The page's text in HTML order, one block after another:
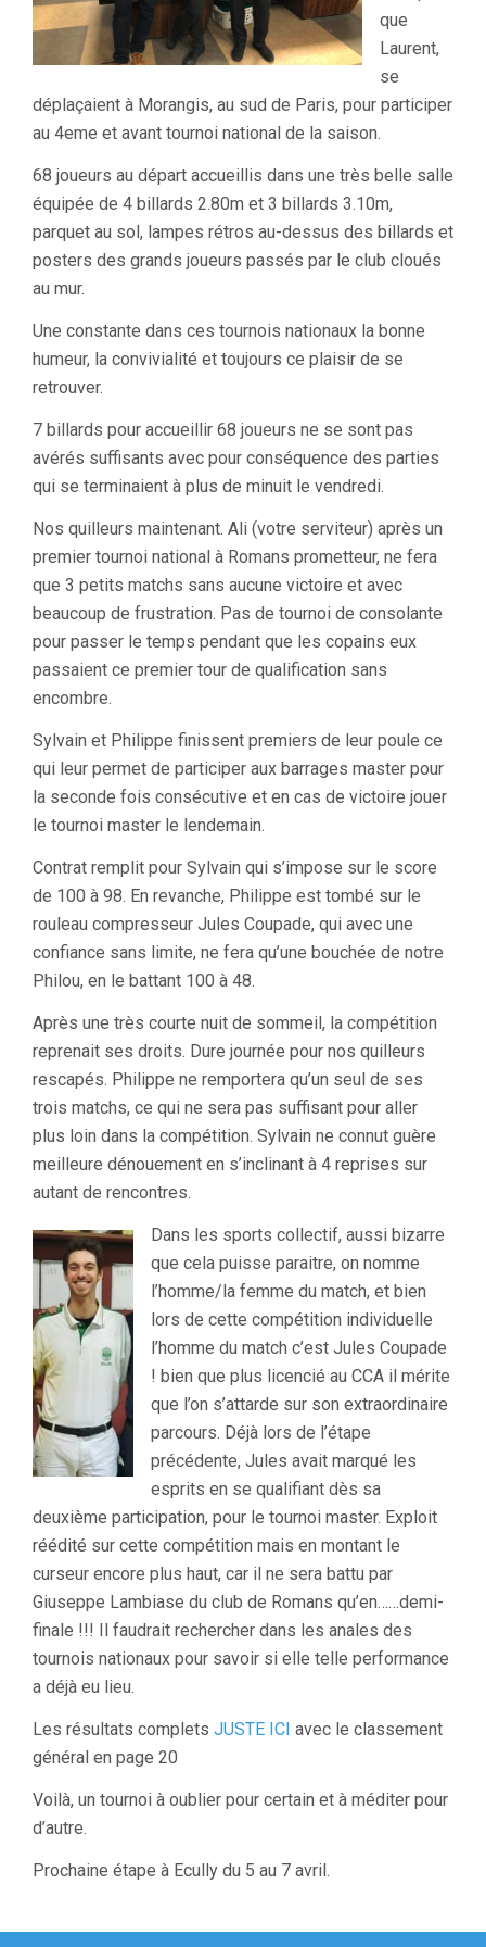
que
Laurent,
se
déplaçaient à Morangis, au sud de Paris, pour participer
au 4eme et avant tournoi national de la saison.
68 joueurs au départ accueillis dans une très belle salle
équipée de 4 billards 2.80m et 3 billards 3.10m,
parquet au sol, lampes rétros au-dessus des billards et
posters des grands joueurs passés par le club cloués
au mur.
Une constante dans ces tournois nationaux la bonne
humeur, la convivialité et toujours ce plaisir de se
retrouver.
7 billards pour accueillir 68 joueurs ne se sont pas
avérés suffisants avec pour conséquence des parties
qui se terminaient à plus de minuit le vendredi.
Nos quilleurs maintenant. Ali (votre serviteur) après un
premier tournoi national à Romans prometteur, ne fera
que 3 petits matchs sans aucune victoire et avec
beaucoup de frustration. Pas de tournoi de consolante
pour passer le temps pendant que les copains eux
passaient ce premier tour de qualification sans
encombre.
Sylvain et Philippe finissent premiers de leur poule ce
qui leur permet de participer aux barrages master pour
la seconde fois consécutive et en cas de victoire jouer
le tournoi master le lendemain.
Contrat remplit pour Sylvain qui s’impose sur le score
de 100 à 98. En revanche, Philippe est tombé sur le
rouleau compresseur Jules Coupade, qui avec une
confiance sans limite, ne fera qu’une bouchée de notre
Philou, en le battant 100 à 48.
Après une très courte nuit de sommeil, la compétition
reprenait ses droits. Dure journée pour nos quilleurs
rescapés. Philippe ne remportera qu’un seul de ses
trois matchs, ce qui ne sera pas suffisant pour aller
plus loin dans la compétition. Sylvain ne connut guère
meilleure dénouement en s’inclinant à 4 reprises sur
autant de rencontres.
Dans les sports collectif, aussi bizarre
que cela puisse paraitre, on nomme
l’homme/la femme du match, et bien
lors de cette compétition individuelle
l’homme du match c’est Jules Coupade
! bien que plus licencié au CCA il mérite
que l’on s’attarde sur son extraordinaire
parcours. Déjà lors de l’étape
précédente, Jules avait marqué les
esprits en se qualifiant dès sa
deuxième participation, pour le tournoi master. Exploit
réédité sur cette compétition mais en montant le
curseur encore plus haut, car il ne sera battu par
Giuseppe Lambiase du club de Romans qu’en……demi-
finale !!! Il faudrait rechercher dans les anales des
tournois nationaux pour savoir si elle telle performance
a déjà eu lieu.
Les résultats complets JUSTE ICI avec le classement
général en page 20
Voilà, un tournoi à oublier pour certain et à méditer pour
d’autre.
Prochaine étape à Ecully du 5 au 7 avril.